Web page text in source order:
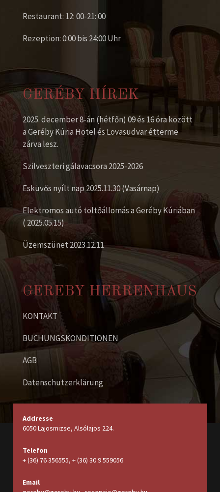
Restaurant: 12: 00-21: 00
Rezeption: 0:00 bis 24:00 Uhr
GERÉBY HÍREK
2025. december 8-án (hétfőn) 09 és 16 óra között
a Geréby Kúria Hotel és Lovasudvar étterme
zárva lesz.
Szilveszteri gálavacsora 2025-2026
Esküvős nyílt nap 2025.11.30 (Vasárnap)
Elektromos autó töltőállomás a Geréby Kúriában
( 2025.05.15)
Üzemszünet 2023.12.11
GEREBY HERRENHAUS
KONTAKT
BUCHUNGSKONDITIONEN
AGB
Datenschutzerklärung
Addresse
6050 Lajosmizse, Alsólajos 224.
Telefon
+ (36) 76 356555, + (36) 30 9 559056
Email